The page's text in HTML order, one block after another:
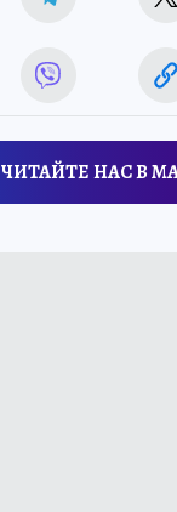
ЧИТАЙТЕ НАС В